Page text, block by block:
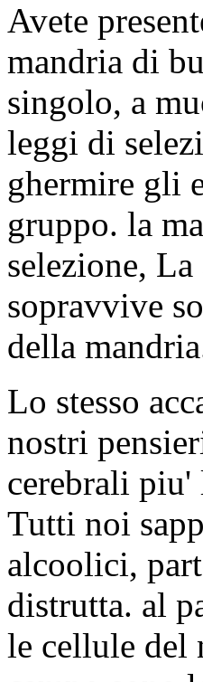
Avete
mandria di
singolo, a
leggi di
ghermire gli
gruppo. la
selezione,
sopravvive
della
Lo stesso
nostri
cerebrali piu'
Tutti noi
alcoolici,
distrutta. al
le cellule del